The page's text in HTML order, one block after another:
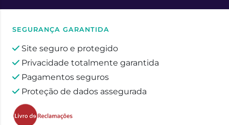
SEGURANÇA GARANTIDA
Site seguro e protegido
Privacidade totalmente garantida
Pagamentos seguros
Proteção de dados assegurada